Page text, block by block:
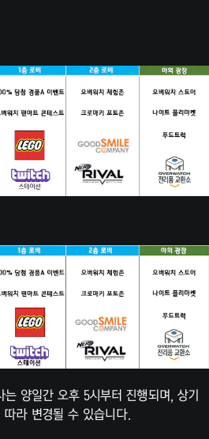
양일간 오후 5시부터 진행되며, 상기
라 변경될 수 있습니다.